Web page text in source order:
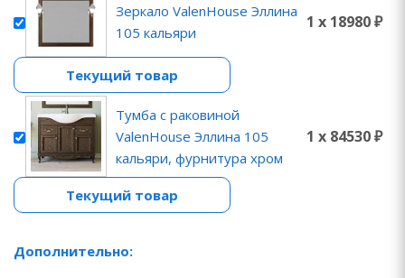
Зеркало ValenHouse Эллина
105 кальяри
1 x 18980 ₽
Текущий товар
Тумба с раковиной
ValenHouse Эллина 105
кальяри, фурнитура хром
1 x 84530 ₽
Текущий товар
Дополнительно: